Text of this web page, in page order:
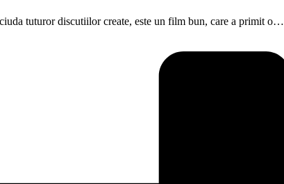
tuturor discutiilor create, este un film bun, care a primit o…